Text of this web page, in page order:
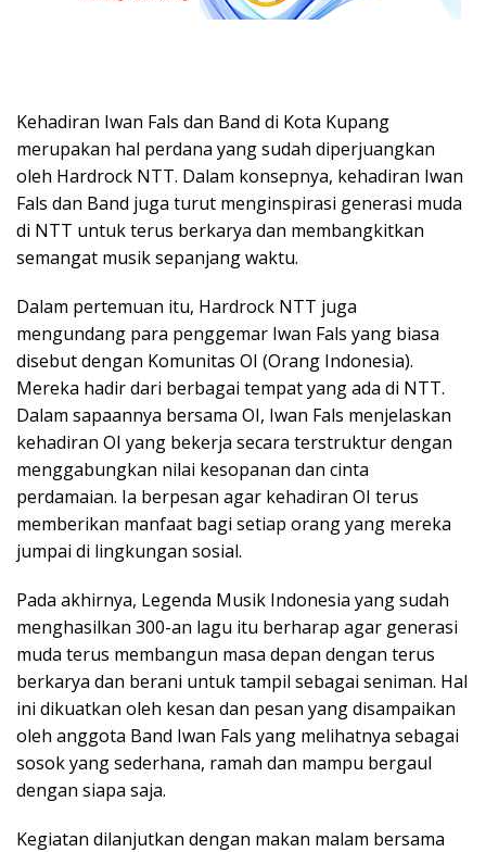
Kehadiran Iwan Fals dan Band di Kota Kupang
merupakan hal perdana yang sudah diperjuangkan
oleh Hardrock NTT. Dalam konsepnya, kehadiran Iwan
Fals dan Band juga turut menginspirasi generasi muda
di NTT untuk terus berkarya dan membangkitkan
semangat musik sepanjang waktu.
Dalam pertemuan itu, Hardrock NTT juga
mengundang para penggemar Iwan Fals yang biasa
disebut dengan Komunitas OI (Orang Indonesia).
Mereka hadir dari berbagai tempat yang ada di NTT.
Dalam sapaannya bersama OI, Iwan Fals menjelaskan
kehadiran OI yang bekerja secara terstruktur dengan
menggabungkan nilai kesopanan dan cinta
perdamaian. Ia berpesan agar kehadiran OI terus
memberikan manfaat bagi setiap orang yang mereka
jumpai di lingkungan sosial.
Pada akhirnya, Legenda Musik Indonesia yang sudah
menghasilkan 300-an lagu itu berharap agar generasi
muda terus membangun masa depan dengan terus
berkarya dan berani untuk tampil sebagai seniman. Hal
ini dikuatkan oleh kesan dan pesan yang disampaikan
oleh anggota Band Iwan Fals yang melihatnya sebagai
sosok yang sederhana, ramah dan mampu bergaul
dengan siapa saja.
Kegiatan dilanjutkan dengan makan malam bersama